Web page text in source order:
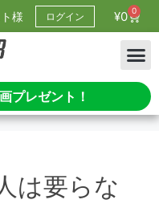
様 ログイン ¥0 0
プレゼント！
は要らな